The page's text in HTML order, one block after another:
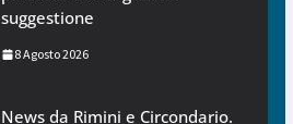
suggestione
8 Agosto 2026
News da Rimini e Circondario.